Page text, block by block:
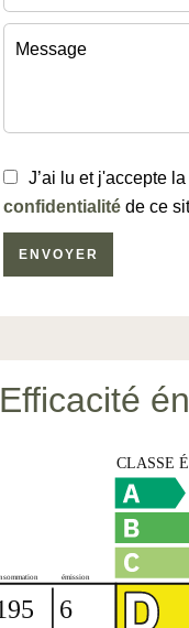
J’ai lu et j'accepte la
confidentialité de ce
ENVOYER
Efficacité